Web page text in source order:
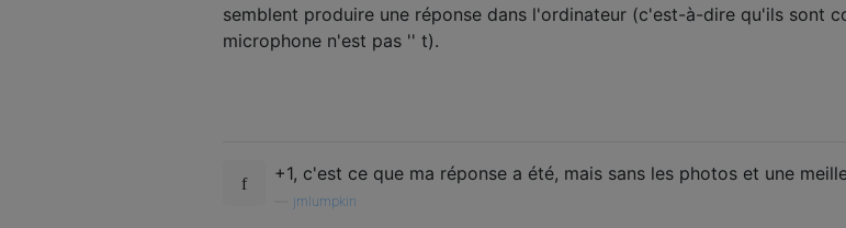
semblent produire une réponse dans l'ordinateur (c'est-à-dire qu'ils sont
microphone n'est pas '' t).
+1, c'est ce que ma réponse a été, mais sans les photos et une
jmlumpkin